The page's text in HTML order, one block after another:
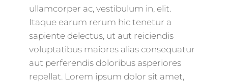
ullamcorper ac, vestibulum in, elit.
Itaque earum rerum hic tenetur a
sapiente delectus, ut aut reiciendis
voluptatibus maiores alias consequatur
aut perferendis doloribus asperiores
repellat. Lorem ipsum dolor sit amet,